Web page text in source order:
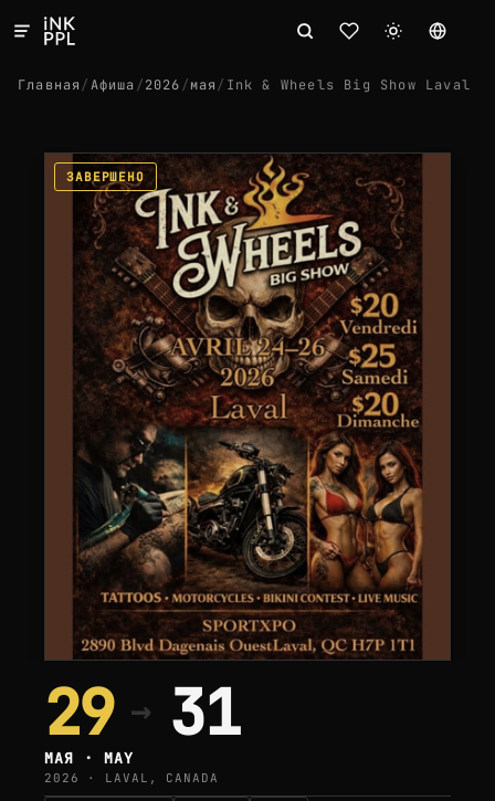
Главная/Афиша /2026/мая/ Ink & Wheels Big Show Laval
ЗАВЕРШЕНО
29 → 31
МАЯ · MAY
2026 · LAVAL, CANADA